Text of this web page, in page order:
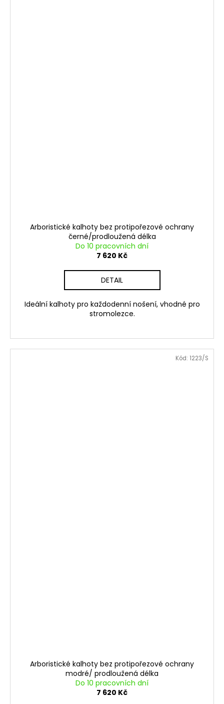
Arboristické kalhoty bez protipořezové ochrany
černé/prodloužená délka
Do 10 pracovních dní
7 620 Kč
DETAIL
Ideální kalhoty pro každodenní nošení, vhodné pro
stromolezce.
Arboristické kalhoty bez protipořezové ochrany
modré/ prodloužená délka
Do 10 pracovních dní
7 620 Kč
Kód: 1223/S